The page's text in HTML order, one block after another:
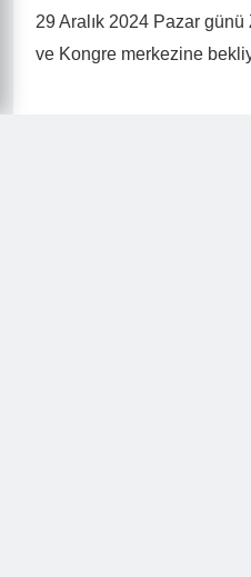
29 Aralık 2024 Pazar
ve Kongre merkezine